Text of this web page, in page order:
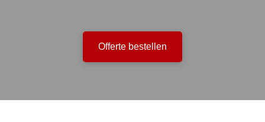
Offerte bestellen